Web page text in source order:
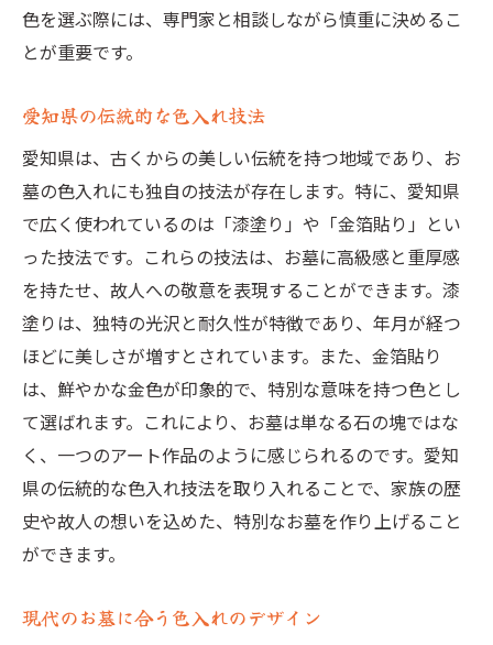
法名と共に彩るお墓参りの時間
愛知県の色入れ文化が育む家族の絆
愛知県のお墓に色入れするメリットと法名の重
要性
色入れの心理的効果
法名が持つ精神的な役割
色入れによるお墓の耐久性向上
地域社会との関わりを深める方法
法名と色入れの選び方ガイド
長持ちする色入れの技術
お墓に彩りを加える愛知県の伝統と新しい潮流
伝統色と現代色の融合
新しい技術を取り入れた色入れ
愛知県の色入れ職人の技
色入れが伝える家族の歴史
法名と色入れの調和を考える
色を選ぶ際には、専門家と相談しながら慎重に決めるこ
とが重要です。
愛知県の伝統的な色入れ技法
愛知県は、古くからの美しい伝統を持つ地域であり、お
墓の色入れにも独自の技法が存在します。特に、愛知県
で広く使われているのは「漆塗り」や「金箔貼り」とい
った技法です。これらの技法は、お墓に高級感と重厚感
を持たせ、故人への敬意を表現することができます。漆
塗りは、独特の光沢と耐久性が特徴であり、年月が経つ
ほどに美しさが増すとされています。また、金箔貼り
は、鮮やかな金色が印象的で、特別な意味を持つ色とし
て選ばれます。これにより、お墓は単なる石の塊ではな
く、一つのアート作品のように感じられるのです。愛知
県の伝統的な色入れ技法を取り入れることで、家族の歴
史や故人の想いを込めた、特別なお墓を作り上げること
ができます。
現代のお墓に合う色入れのデザイン